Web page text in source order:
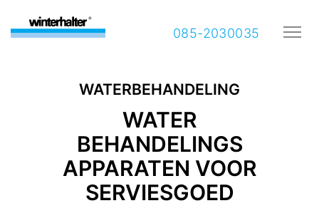
085-2030035
WATERBEHANDELING
WATER
BEHANDELINGS
APPARATEN VOOR
SERVIESGOED